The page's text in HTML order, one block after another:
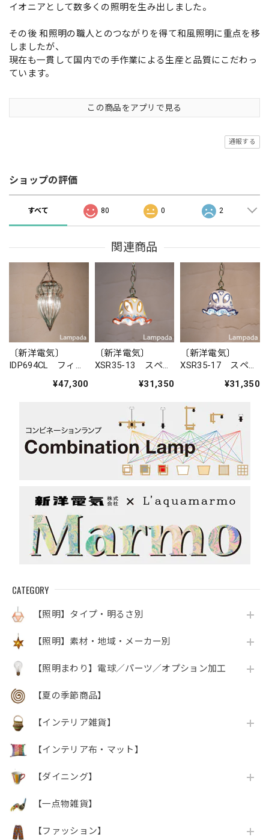
CATEGORY
【照明】タイプ・明るさ別
【照明】素材・地域・メーカー別
【照明まわり】電球／パーツ／オプション加工
【夏の季節商品】
【インテリア雑貨】
【インテリア布・マット】
【ダイニング】
【一点物雑貨】
【ファッション】
イオニアとして数多くの照明を生み出しました。
その後 和照明の職人とのつながりを得て和風照明に重点を移
しましたが、
現在も一貫して国内での手作業による生産と品質にこだわっ
ています。
この商品をアプリで見る
通報する
ショップの評価
すべて 80 0 2
関連商品
〔新洋電気〕
IDP694CL フィリ
ダントライト¥47,300
〔新洋電気〕
XSR35-13 スペイ
¥31,350
〔新洋電気〕
XSR35-17 スペイ
¥31,350